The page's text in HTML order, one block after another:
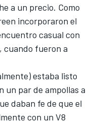
a un precio. Como
incorporaron el
casual con
cuando fueron a
estaba listo
un par de ampollas a
daban fe de que el
con un V8